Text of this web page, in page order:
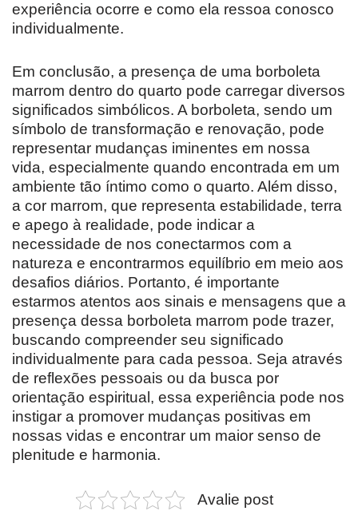
experiência ocorre e como ela ressoa conosco
individualmente.
Em conclusão, a presença de uma borboleta
marrom dentro do quarto pode carregar diversos
significados simbólicos. A borboleta, sendo um
símbolo de transformação e renovação, pode
representar mudanças iminentes em nossa
vida, especialmente quando encontrada em um
ambiente tão íntimo como o quarto. Além disso,
a cor marrom, que representa estabilidade, terra
e apego à realidade, pode indicar a
necessidade de nos conectarmos com a
natureza e encontrarmos equilíbrio em meio aos
desafios diários. Portanto, é importante
estarmos atentos aos sinais e mensagens que a
presença dessa borboleta marrom pode trazer,
buscando compreender seu significado
individualmente para cada pessoa. Seja através
de reflexões pessoais ou da busca por
orientação espiritual, essa experiência pode nos
instigar a promover mudanças positivas em
nossas vidas e encontrar um maior senso de
plenitude e harmonia.
Avalie post